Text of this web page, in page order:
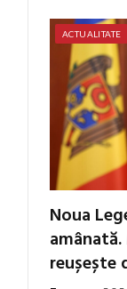
ACTUALITATE
Noua
reușește